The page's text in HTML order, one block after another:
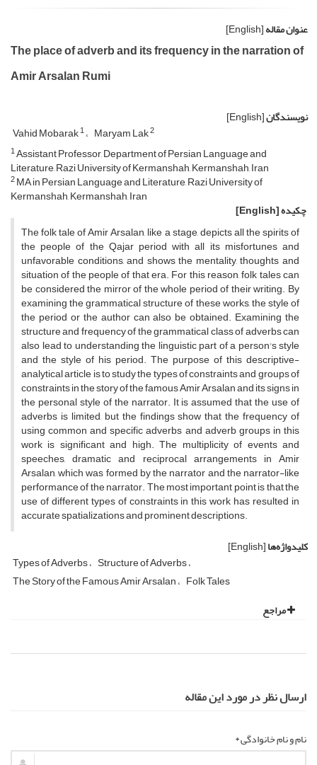
عنوان مقاله[English]
The place of adverb and its frequency in the narration of
Amir Arsalan Rumi
نویسندگان[English]
Vahid Mobarak1 Maryam Lak2
1Assistant Professor, Department of Persian Language and
Literature, Razi University of Kermanshah, Kermanshah, Iran
2MA in Persian Language and Literature, Razi University of
Kermanshah, Kermanshah, Iran
چکیده[English]
The folk tale of Amir Arsalan, like a stage, depicts all the spirits of
the people of the Qajar period with all its misfortunes and
unfavorable conditions, and shows the mentality, thoughts and
situation of the people of that era. For this reason, folk tales can
be considered the mirror of the whole period of their writing. By
examining the grammatical structure of these works, the style of
the period or the author can also be obtained. Examining the
structure and frequency of the grammatical class of adverbs can
also lead to understanding the linguistic part of a person's style
and the style of his period. The purpose of this descriptive-
analytical article is to study the types of constraints and groups of
constraints in the story of the famous Amir Arsalan and its signs in
the personal style of the narrator. It is assumed that the use of
adverbs is limited, but the findings show that the frequency of
using common and specific adverbs and adverb groups in this
work is significant and high. The multiplicity of events and
speeches, dramatic and reciprocal arrangements in Amir
Arsalan, which was formed by the narrator and the narrator-like
performance of the narrator. The most important point is that the
use of different types of constraints in this work has resulted in
accurate spatializations and prominent descriptions.
کلیدواژه‌ها[English]
Types of Adverbs Structure of Adverbs
The Story of the Famous Amir Arsalan Folk Tales
مراجع
ارسال نظر در مورد این مقاله
نام و نام خانوادگی *